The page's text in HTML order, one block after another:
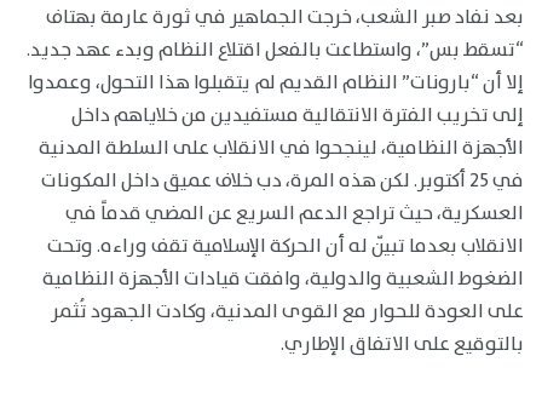
بعد نفاد صبر الشعب، خرجت الجماهير في ثورة عارمة بهتاف
“تسقط بس”، واستطاعت بالفعل اقتلاع النظام وبدء عهد جديد.
إلا أن “بارونات” النظام القديم لم يتقبلوا هذا التحول، وعمدوا
إلى تخريب الفترة الانتقالية مستفيدين من خلاياهم داخل
الأجهزة النظامية، لينجحوا في الانقلاب على السلطة المدنية
في 25 أكتوبر. لكن هذه المرة، دب خلاف عميق داخل المكونات
العسكرية، حيث تراجع الدعم السريع عن المضي قدماً في
الانقلاب بعدما تبيّن له أن الحركة الإسلامية تقف وراءه. وتحت
الضغوط الشعبية والدولية، وافقت قيادات الأجهزة النظامية
على العودة للحوار مع القوى المدنية، وكادت الجهود تُثمر
بالتوقيع على الاتفاق الإطاري.